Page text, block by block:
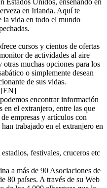
Estados Unidos, enseñando en
en Irlanda. Aquí te
la vida en todo el mundo
cursos y cientos de ofertas
de actividades al aire
otras muchas opciones para los
o simplemente desean
de sus vidas.
[EN]
encontrar información
en el extranjero, entre las que
empresas y artículos con
trabajado en el extranjero en
festivales, cruceros etc
a más de 90 Asociaciones de
80 países. A través de su Web